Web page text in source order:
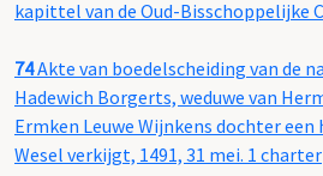
kapittel van de Oud-Bisschoppelijke
74Akte van boedelscheiding van de
Hadewich Borgerts, weduwe van
Ermken Leuwe Wijnkens dochter
Wesel verkijgt, 1491, 31 mei. 1 charter